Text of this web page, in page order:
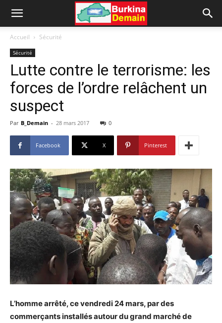
Accueil Sécurité
Sécurité
Lutte contre le terrorisme: les
forces de l’ordre relâchent un
suspect
Par B_Demain - 28 mars 2017 0
Facebook X Pinterest
L’homme arrêté, ce vendredi 24 mars, par des
commerçants installés autour du grand marché de